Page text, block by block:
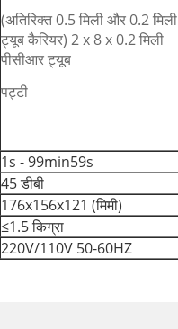
(अतिरिक्त 0.5 मिली और 0.2 मिली
ट्यूब कैरियर) 2 x 8 x 0.2 मिली
पीसीआर ट्यूब
पट्टी
1s - 99min59s
45 डीबी
176x156x121 (मिमी)
≤1.5 किग्रा
220V/110V 50-60HZ